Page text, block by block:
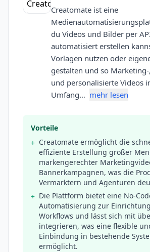
Creatomate ist eine
du Videos und Bilder per
automatisiert erstellen
Vorlagen nutzen oder
gestalten und so
und personalisierte Videos
Umfang… mehr lesen
Vorteile
+ Creatomate ermöglicht die
effiziente Erstellung großer
markengerechter
Bannerkampagnen, was die
Vermarktern und Agenturen
+ Die Plattform bietet eine No-
Automatisierung zur
Workflows und lässt sich mit
integrieren, was eine flexible
Einbindung in bestehende
ermöglicht.